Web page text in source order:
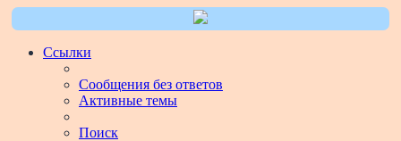
Ссылки
Сообщения без ответов
Активные темы
Поиск